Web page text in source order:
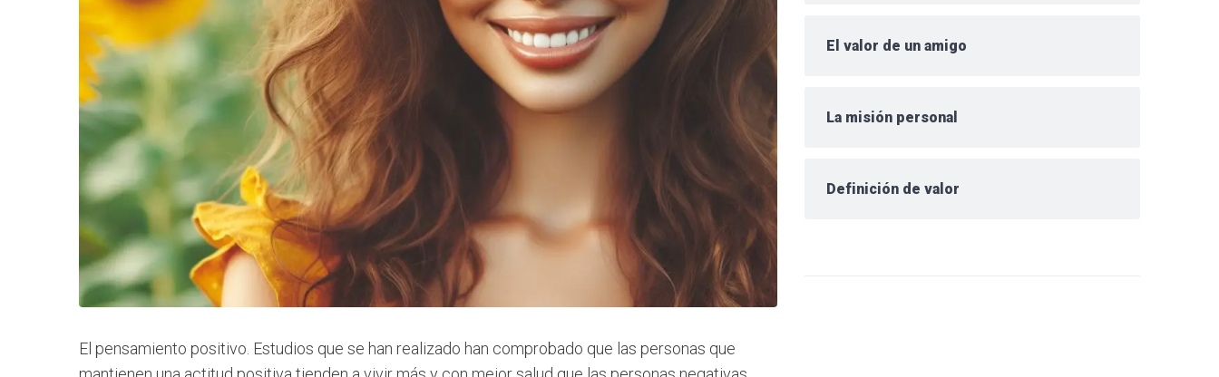
El pensamiento positivo. Estudios que se han realizado han comprobado que las personas que
El valor de un amigo
La misión personal
Definición de valor